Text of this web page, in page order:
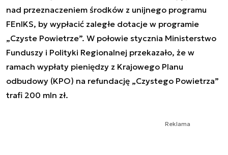
nad przeznaczeniem środków z unijnego programu
FEnIKS, by wypłacić zaległe dotacje w programie
„Czyste Powietrze”. W połowie stycznia Ministerstwo
Funduszy i Polityki Regionalnej przekazało, że w
ramach wypłaty pieniędzy z Krajowego Planu
odbudowy (KPO) na refundację „Czystego Powietrza”
trafi 200 mln zł.
Reklama